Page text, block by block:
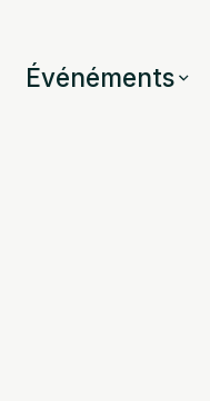
Événéments